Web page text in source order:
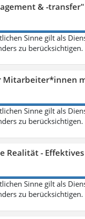
& -
Sinne gilt als
zu berücksichtigen.
Mitarbeiter*innen
Sinne gilt als
zu berücksichtigen.
Realität -
Sinne gilt als
zu berücksichtigen.